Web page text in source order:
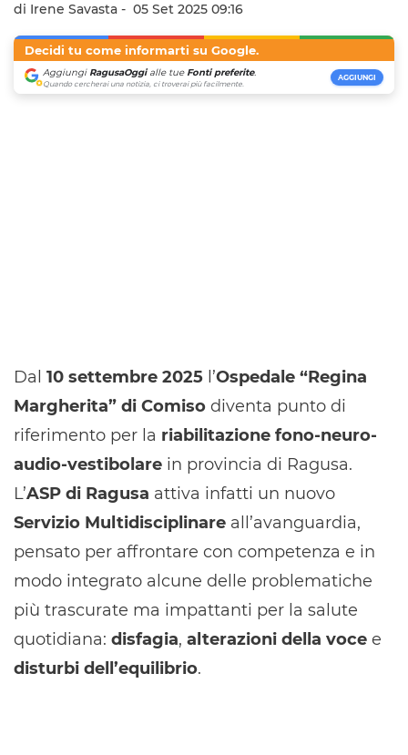
di Irene Savasta - 05 Set 2025 09:16
Decidi tu come informarti su Google.
Aggiungi RagusaOggialle tue Fonti preferite.
Quando cercherai una notizia, ci troverai più facilmente.
AGGIUNGI
Dal 10 settembre 2025 l’Ospedale “Regina
Margherita” di Comiso diventa punto di
riferimento per la riabilitazione fono-neuro-
audio-vestibolare in provincia di Ragusa.
L’ASP di Ragusa attiva infatti un nuovo
Servizio Multidisciplinare all’avanguardia,
pensato per affrontare con competenza e in
modo integrato alcune delle problematiche
più trascurate ma impattanti per la salute
quotidiana: disfagia, alterazioni della voce e
disturbi dell’equilibrio.